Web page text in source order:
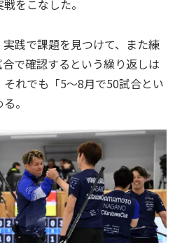
をこなした。
践で課題を見つけて、また練
で確認するという繰り返しは
れでも「5〜8月で50試合とい
。